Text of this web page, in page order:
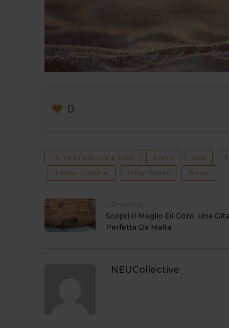
0
115 The Strand Hotel & Suites Events food
The Neu Collective
Urban Rooms Winter
Scopri Il Meglio Di Gozo: Una Gita
Perfetta Da Malta
NEUCollective